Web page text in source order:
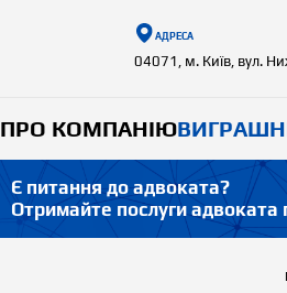
АДРЕСА
04071, м. Київ, вул.
ПРО КОМПАНІЮ
Є питання до адвоката?
Отримайте послуги адвоката